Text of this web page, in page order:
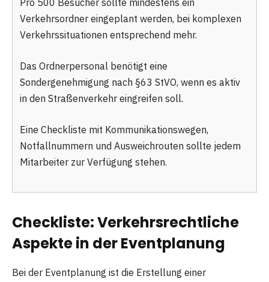
Pro 500 Besucher sollte mindestens ein
Verkehrsordner eingeplant werden, bei komplexen
Verkehrssituationen entsprechend mehr.
Das Ordnerpersonal benötigt eine
Sondergenehmigung nach §63 StVO, wenn es aktiv
in den Straßenverkehr eingreifen soll.
Eine Checkliste mit Kommunikationswegen,
Notfallnummern und Ausweichrouten sollte jedem
Mitarbeiter zur Verfügung stehen.
Checkliste: Verkehrsrechtliche
Aspekte in der Eventplanung
Bei der Eventplanung ist die Erstellung einer